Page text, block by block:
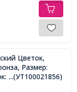
Размер:
70х31мм,
...(УТ100021856)